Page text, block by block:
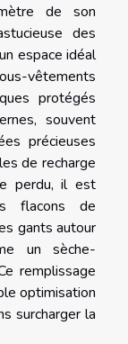
de son
des
espace idéal
vêtements
protégés
souvent
précieuses
de recharge
perdu, il est
flacons de
gants autour
un sèche-
remplissage
optimisation
surcharger la